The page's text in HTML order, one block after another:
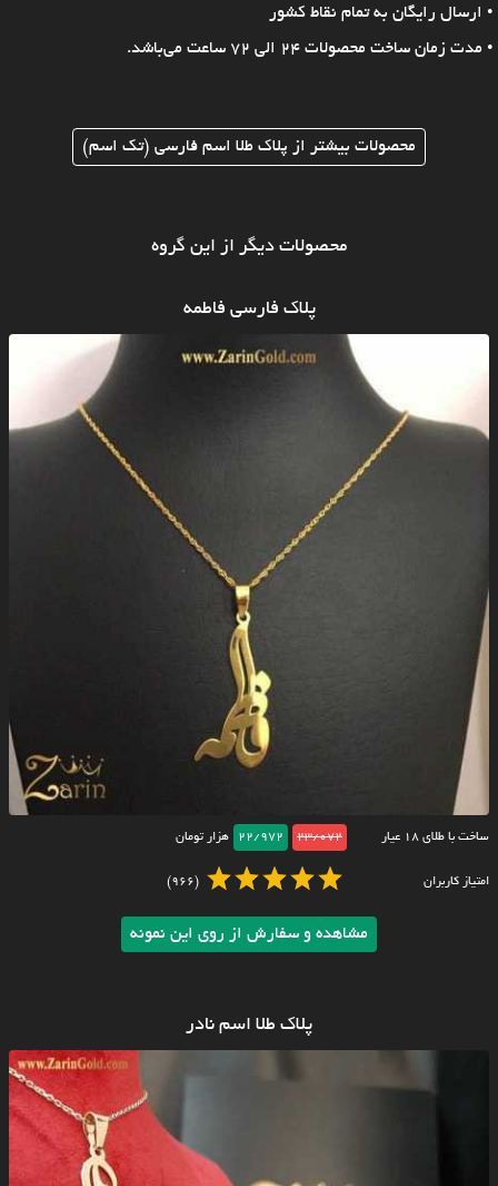
• ارسال رایگان به تمام نقاط کشور
• مدت زمان ساخت محصولات 24 الی 72 ساعت می‌باشد.
محصولات بیشتر از پلاک طلا اسم فارسی (تک اسم)
محصولات دیگر از این گروه
پلاک فارسی فاطمه
ساخت با طلای ۱۸ عیار 23/072
22/972 هزار تومان
امتیاز کاربران (966)
مشاهده و سفارش از روی این نمونه
پلاک طلا اسم نادر